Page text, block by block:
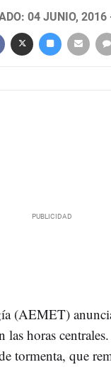
04 JUNIO, 2016
(AEMET)
horas
tormenta, que